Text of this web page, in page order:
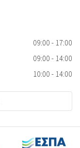
09:00 - 17:00
09:00 - 14:00
10:00 - 14:00